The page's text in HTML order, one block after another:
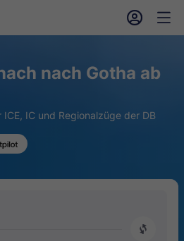
󱎓 󱒨
nach Gotha ab
IC und Regionalzüge der DB
󰿠